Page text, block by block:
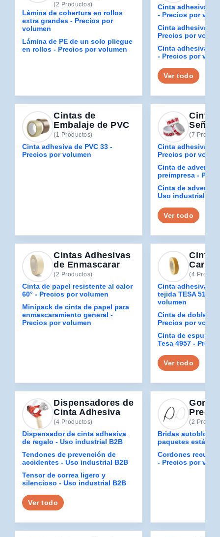
(2 Productos)
Lámina de cobertura en rollos
extra grandes - Precios por
volumen
Lámina de PE de un solo pliegue
en rollos - Precios por volumen
Cinta adhesiva
- Precios por
Cinta adhesiva
Precios por
Cinta adhesiva
- Precios por
Ver todo
Cintas de
Embalaje de PVC
(1 Productos)
Cinta adhesiva de PVC 33 -
Precios por volumen
Cintas
(7
Cinta adhesiva
Precios por
Cinta de
preimpresa -
Cinta de
Uso industrial B2B
Ver todo
Cintas Adhesivas
de Enmascarar
(2 Productos)
Cinta de papel resistente al calor
60° - Precios por volumen
Minipack de cinta de papel para
enmascaramiento general -
Precios por volumen
Cintas
Cara
(4
Cinta adhesiva
tejida TESA 5157
volumen
Cinta de doble
Precios por
Cinta de espuma
Tesa 4957 -
Ver todo
Dispensadores de
Cinta Adhesiva
(4 Productos)
Dispensador de cinta adhesiva
de regalo - Uso industrial B2B
Tendones de prevención de
accidentes - Uso industrial B2B
Tensor de correa ligero y
silencioso - Uso industrial B2B
Ver todo
(2
Bridas
paquetes
Cordones
- Precios por